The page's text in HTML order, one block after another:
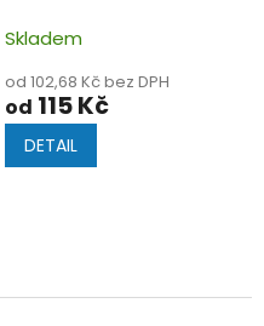
Skladem
od 102,68 Kč bez DPH
od 115 Kč
DETAIL